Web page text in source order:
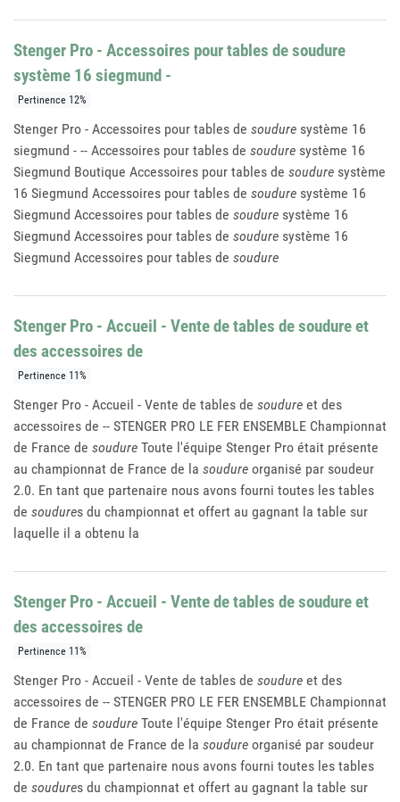
Stenger Pro - Accessoires pour tables de soudure
système 16 siegmund -
Pertinence 12%
Stenger Pro - Accessoires pour tables de soudure système 16
siegmund - -- Accessoires pour tables de soudure système 16
Siegmund Boutique Accessoires pour tables de soudure système
16 Siegmund Accessoires pour tables de soudure système 16
Siegmund Accessoires pour tables de soudure système 16
Siegmund Accessoires pour tables de soudure système 16
Siegmund Accessoires pour tables de soudure
Stenger Pro - Accueil - Vente de tables de soudure et
des accessoires de
Pertinence 11%
Stenger Pro - Accueil - Vente de tables de soudure et des
accessoires de -- STENGER PRO LE FER ENSEMBLE Championnat
de France de soudure Toute l'équipe Stenger Pro était présente
au championnat de France de la soudure organisé par soudeur
2.0. En tant que partenaire nous avons fourni toutes les tables
de soudures du championnat et offert au gagnant la table sur
laquelle il a obtenu la
Stenger Pro - Accueil - Vente de tables de soudure et
des accessoires de
Pertinence 11%
Stenger Pro - Accueil - Vente de tables de soudure et des
accessoires de -- STENGER PRO LE FER ENSEMBLE Championnat
de France de soudure Toute l'équipe Stenger Pro était présente
au championnat de France de la soudure organisé par soudeur
2.0. En tant que partenaire nous avons fourni toutes les tables
de soudures du championnat et offert au gagnant la table sur